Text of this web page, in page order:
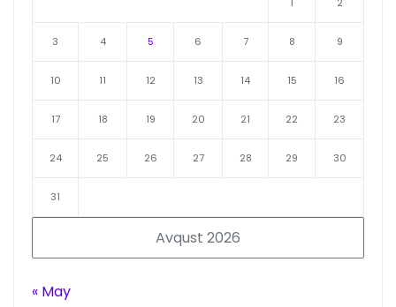
Avqust 2026
3 4 5 6 7 8 9
10 11 12 13 14 15 16
17 18 19 20 21 22 23
24 25 26 27 28 29 30
31
« May